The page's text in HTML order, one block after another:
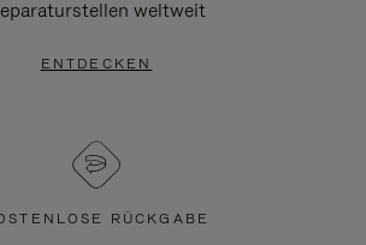
weltweit
ENTDECKEN
RÜCKGABE